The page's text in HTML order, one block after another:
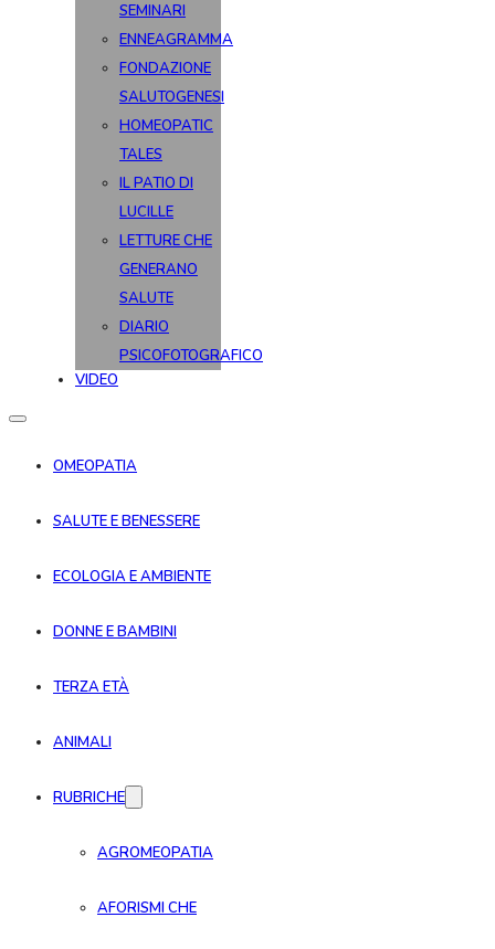
SEMINARI
ENNEAGRAMMA
FONDAZIONE
SALUTOGENESI
HOMEOPATIC
TALES
IL PATIO DI
LUCILLE
LETTURE CHE
GENERANO
SALUTE
DIARIO
PSICOFOTOGRAFICO
VIDEO
OMEOPATIA
SALUTE E BENESSERE
ECOLOGIA E AMBIENTE
DONNE E BAMBINI
TERZA ETÀ
ANIMALI
RUBRICHE
AGROMEOPATIA
AFORISMI CHE